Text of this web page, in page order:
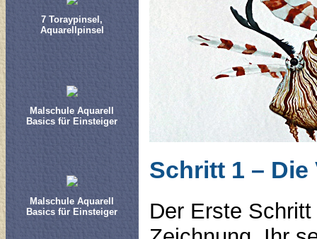
7 Toraypinsel,
Aquarellpinsel
Malschule Aquarell
Basics für Einsteiger
Malschule Aquarell
Basics für Einsteiger
Schritt 1 –
Der Erste